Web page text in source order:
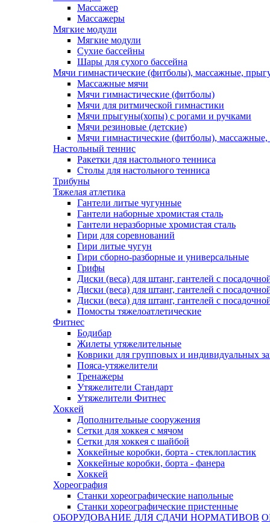
Массажер
Массажеры
Мягкие модули
Мягкие модули
Сухие бассейны
Шары для сухого бассейна
Мячи гимнастические (фитболы), массажные,
Массажные мячи
Мячи гимнастические (фитболы)
Мячи для ритмической гимнастики
Мячи прыгуны(хопы) с рогами и ручками
Мячи резиновые (детские)
Мячи гимнастические (фитболы),
Настольный теннис
Ракетки для настольного тенниса
Столы для настольного тенниса
Трибуны
Тяжелая атлетика
Гантели литые чугунные
Гантели наборные хромистая сталь
Гантели неразборные хромистая сталь
Гири для соревнований
Гири литые чугун
Гири сборно-разборные и универсальные
Грифы
Диски (веса) для штанг, гантелей с
Диски (веса) для штанг, гантелей с
Диски (веса) для штанг, гантелей с
Помосты тяжелоатлетические
Фитнес
Бодибар
Жилеты утяжелительные
Коврики для групповых и индивидуальных
Пояса-утяжелители
Тренажеры
Утяжелители Стандарт
Утяжелители Фитнес
Хоккей
Дополнительные сооружения
Сетки для хоккея с мячом
Сетки для хоккея с шайбой
Хоккейные коробки, борта - стеклопластик
Хоккейные коробки, борта - фанера
Хоккей
Хореография
Станки хореографические напольные
Станки хореографические пристенные
ОБОРУДОВАНИЕ ДЛЯ СДАЧИ НОРМАТИВОВ